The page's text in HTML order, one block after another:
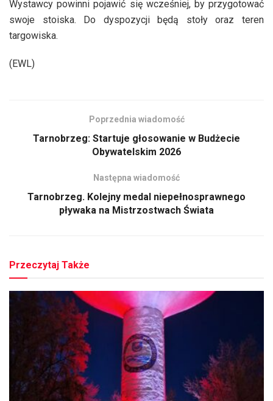
Wystawcy powinni pojawić się wcześniej, by przygotować
swoje stoiska. Do dyspozycji będą stoły oraz teren
targowiska.
(EWL)
Poprzednia wiadomość
Tarnobrzeg: Startuje głosowanie w Budżecie
Obywatelskim 2026
Następna wiadomość
Tarnobrzeg. Kolejny medal niepełnosprawnego
pływaka na Mistrzostwach Świata
Przeczytaj Także